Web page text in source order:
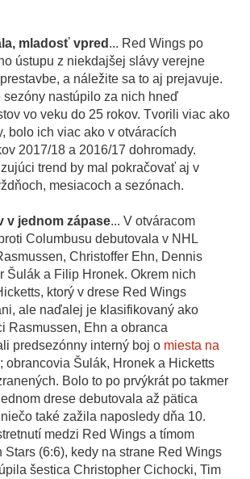
mladosť vpred ... Red Wings po
ústupu z niekdajšej slávy verejne
a náležite sa to aj prejavuje.
sezóny nastúpilo za nich hneď
vo veku do 25 rokov. Tvorili viac ako
bolo ich viac ako v otváracích
2017/18 a 2016/17 dohromady.
trend by mal pokračovať aj v
mesiacoch a sezónach.
v jednom zápase... V otváracom
Columbusu debutovala v NHL
Christoffer Ehn, Dennis
Šulák a Filip Hronek. Okrem nich
ktorý v drese Red Wings
ale naďalej je klasifikovaný ako
Rasmussen, Ehn a obranca
predsezónny interný boj o miesta na
; obrancovia Šulák, Hronek a Hicketts
Bolo to po prvýkrát po takmer
drese debutovala až pätica
také zažila naposledy dňa 10.
medzi Red Wings a tímom
Stars (6:6), kedy na strane Red Wings
šestica Christopher Cichocki, Tim